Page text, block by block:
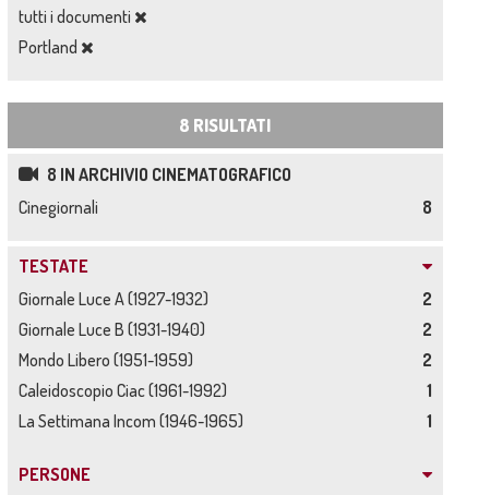
tutti i documenti
Portland
8 RISULTATI
8 IN ARCHIVIO CINEMATOGRAFICO
Cinegiornali
8
TESTATE
Giornale Luce A (1927-1932)
2
Giornale Luce B (1931-1940)
2
Mondo Libero (1951-1959)
2
Caleidoscopio Ciac (1961-1992)
1
La Settimana Incom (1946-1965)
1
PERSONE